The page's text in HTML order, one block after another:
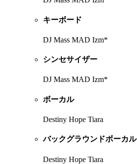
キーボード
DJ Mass MAD Izm*
シンセサイザー
DJ Mass MAD Izm*
ボーカル
Destiny Hope Tiara
バックグラウンドボーカル
Destiny Hope Tiara